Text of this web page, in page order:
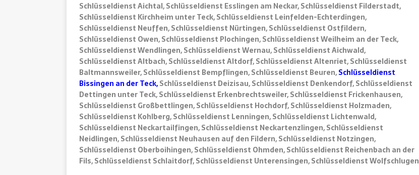
Schlüsseldienst Aichtal, Schlüsseldienst Esslingen am Neckar, Schlüsseldienst Filderstadt,
Schlüsseldienst Kirchheim unter Teck, Schlüsseldienst Leinfelden-Echterdingen,
Schlüsseldienst Neuffen, Schlüsseldienst Nürtingen, Schlüsseldienst Ostfildern,
Schlüsseldienst Owen, Schlüsseldienst Plochingen, Schlüsseldienst Weilheim an der Teck,
Schlüsseldienst Wendlingen, Schlüsseldienst Wernau, Schlüsseldienst Aichwald,
Schlüsseldienst Altbach, Schlüsseldienst Altdorf, Schlüsseldienst Altenriet, Schlüsseldienst
Baltmannsweiler, Schlüsseldienst Bempflingen, Schlüsseldienst Beuren,Schlüsseldienst
Bissingen an der Teck,Schlüsseldienst Deizisau, Schlüsseldienst Denkendorf, Schlüsseldienst
Dettingen unter Teck, Schlüsseldienst Erkenbrechtsweiler, Schlüsseldienst Frickenhausen,
Schlüsseldienst Großbettlingen, Schlüsseldienst Hochdorf, Schlüsseldienst Holzmaden,
Schlüsseldienst Kohlberg, Schlüsseldienst Lenningen, Schlüsseldienst Lichtenwald,
Schlüsseldienst Neckartailfingen, Schlüsseldienst Neckartenzlingen, Schlüsseldienst
Neidlingen, Schlüsseldienst Neuhausen auf den Fildern, Schlüsseldienst Notzingen,
Schlüsseldienst Oberboihingen, Schlüsseldienst Ohmden, Schlüsseldienst Reichenbach an der
Fils, Schlüsseldienst Schlaitdorf, Schlüsseldienst Unterensingen, Schlüsseldienst Wolfschlugen